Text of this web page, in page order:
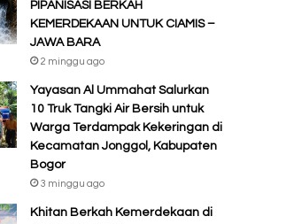
PIPANISASI BERKAH
KEMERDEKAAN UNTUK CIAMIS –
JAWA BARA
2 minggu ago
Yayasan Al Ummahat Salurkan
10 Truk Tangki Air Bersih untuk
Warga Terdampak Kekeringan di
Kecamatan Jonggol, Kabupaten
Bogor
3 minggu ago
Khitan Berkah Kemerdekaan di